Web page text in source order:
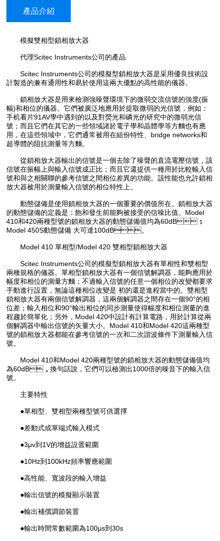
產品介紹
模擬雙相型鎖相放大器
代理Scitec Instruments公司的產品
Scitec Instruments公司的模擬型鎖相放大器是采用優良技術設
計製造的兼有通用性和易於使用這兩大優點的高性能的儀器。
鎖相放大器是用來檢測強噪聲環境下的微弱交流信號的強度(振
幅)和相位的儀器。它們被廣泛地應用於提取微弱的光信號，例如：
手机看片91AV學中遇到的以及對熒光和磷光的研究中的微弱光信
號；而且它們在其它的一些領域諸於電子學和晶體學等方麵也有應
用，在這些領域中，它們通常被用在組份特性、bridge networks和
超導體的阻抗測量等方麵。
從鎖相放大器輸出的信號是一個去除了噪聲的直流電壓信號，該
信號在振幅上與輸入信號成正比；而且它還提供一種用於比較輸入信
號和與之相關聯的參考信號之間相位差異的功能。該性能也允許鎖相
放大器被用於測量輸入信號的相位特性上。
動態儲備是使用鎖相放大器的一個重要的價值所在。鎖相放大器
的動態儲備的定義是：飽和發生前能夠被接受的信噪比值。Model
410和420兩種型號的鎖相放大器的動態儲備值均為60dB；
Model 450S動態儲備 大可達100dB。
Model 410 單相型/Model 420 雙相型鎖相放大器
Scitec Instruments公司的模擬型鎖相放大器有單相性和雙相型
兩種規格的儀器。單相型鎖相放大器有一個信號解調器，能夠應用於
幅度和相位的測量方麵；不過輸入信號的任意一個相位的改變都要求
手動進行設置，無論這種相位改變是 初的還是進程當中的。雙相型
鎖相放大器有兩個信號解調器，這兩個解調器之間存在一個90°的相
位差；輸入相位和90°輸出相位的同步測量使得幅度和相位測量的進
程趨於簡單化；另外，Model 420中設計有計算電路，用於計算從兩
個解調器中輸出信號的矢量大小。Model 410和Model 420這兩種型
號的鎖相放大器都能在參考信號的一次和二次諧波條件下測量輸入信
號。
Model 410和Model 420兩種型號的鎖相放大器的動態儲備值均
為60dB，換句話說，它們可以檢測出1000倍的噪音下的輸入信
號。
主要特性
●單相型、雙相型兩種型號可供選擇
●差動式或單端式輸入模式
●3μv到1V的增益設置範圍
●10Hz到100kHz頻率響應範圍
●高性能、寬波段的輸入增益
●輸出信號的模擬顯示裝置
●輸出補償調節裝置
●輸出時間常數範圍為100μs到30s